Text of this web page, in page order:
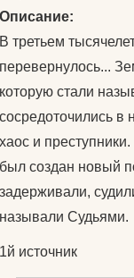
Описание:
В третьем
перевернулось...
которую стали
сосредоточились в
хаос и
был создан новый
задерживали,
называли Судьями.
1й источник